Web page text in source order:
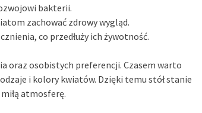
bakterii.
zachować zdrowy wygląd.
co przedłuży ich żywotność.
oraz osobistych preferencji. Czasem warto
i kolory kwiatów. Dzięki temu stół stanie
atmosferę.